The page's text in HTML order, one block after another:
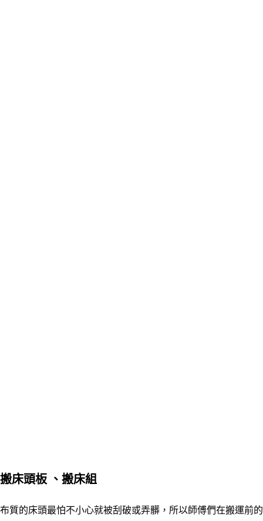
搬床頭板 、搬床組
布質的床頭最怕不小心就被刮破或弄髒，所以師傅們在搬運前的